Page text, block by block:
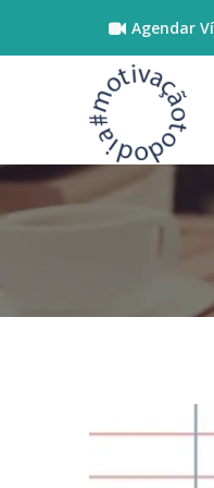
Agendar